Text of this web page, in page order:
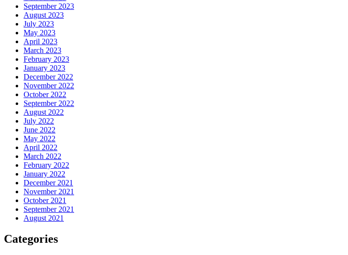
September 2023
August 2023
July 2023
May 2023
April 2023
March 2023
February 2023
January 2023
December 2022
November 2022
October 2022
September 2022
August 2022
July 2022
June 2022
May 2022
April 2022
March 2022
February 2022
January 2022
December 2021
November 2021
October 2021
September 2021
August 2021
Categories